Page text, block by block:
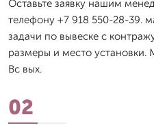
Оставьте заявку нашим
телефону +7 918 550-28-39.
задачи по вывеске с
размеры и место
Вс вых.
02